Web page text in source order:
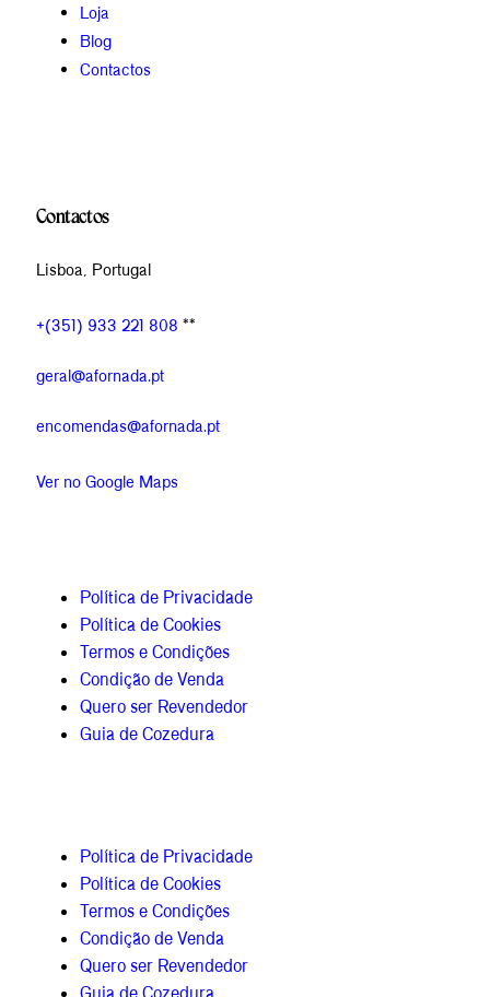
Loja
Blog
Contactos
Contactos
Lisboa, Portugal
+(351) 933 221 808 **
geral@afornada.pt
encomendas@afornada.pt
Ver no Google Maps
Política de Privacidade
Política de Cookies
Termos e Condições
Condição de Venda
Quero ser Revendedor
Guia de Cozedura
Política de Privacidade
Política de Cookies
Termos e Condições
Condição de Venda
Quero ser Revendedor